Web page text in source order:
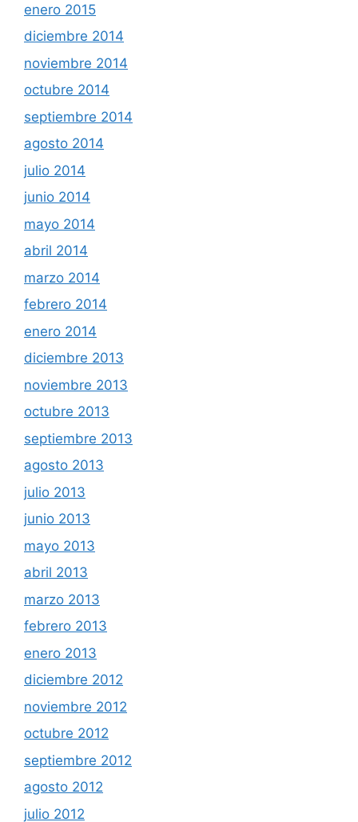
enero 2015
diciembre 2014
noviembre 2014
octubre 2014
septiembre 2014
agosto 2014
julio 2014
junio 2014
mayo 2014
abril 2014
marzo 2014
febrero 2014
enero 2014
diciembre 2013
noviembre 2013
octubre 2013
septiembre 2013
agosto 2013
julio 2013
junio 2013
mayo 2013
abril 2013
marzo 2013
febrero 2013
enero 2013
diciembre 2012
noviembre 2012
octubre 2012
septiembre 2012
agosto 2012
julio 2012